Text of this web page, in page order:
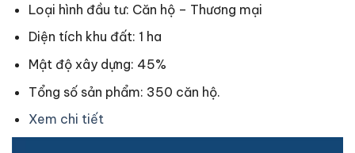
Loại hình đầu tư: Căn hộ – Thương mại
Diện tích khu đất: 1 ha
Mật độ xây dựng: 45%
Tổng số sản phẩm: 350 căn hộ.
Xem chi tiết